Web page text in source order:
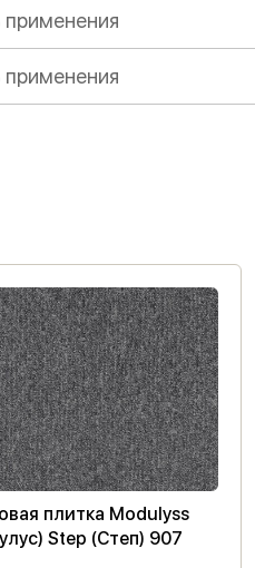
плитка Modulyss
Step (Степ) 907